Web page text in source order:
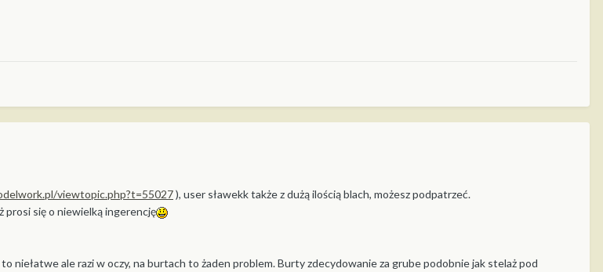
viewtopic.php?t=55027), user sławekk także z dużą ilością blach, możesz podpatrzeć.
prosi się o niewielką ingerencję
niełatwe ale razi w oczy, na burtach to żaden problem. Burty zdecydowanie za grube podobnie jak stelaż pod